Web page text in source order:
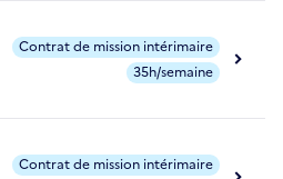
Contrat de mission intérimaire
35h/semaine
Contrat de mission intérimaire